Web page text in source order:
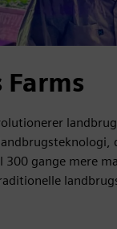
Farms
gange mere